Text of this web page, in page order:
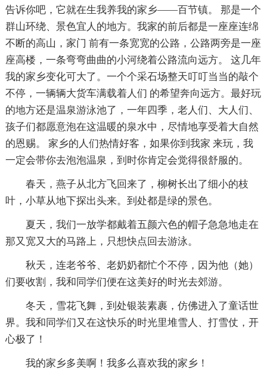
告诉你吧，它就在生我养我的家乡——百节镇。 那是一个
群山环绕、景色宜人的地方。我家的前后都是一座座连绵
不断的高山，家门 前有一条宽宽的公路，公路两旁是一座
座高楼，一条弯弯曲曲的小河绕着公路流向远方。 这几年
我的家乡变化可大了。一个个采石场整天叮叮当当的敲个
不停，一辆辆大货车满载着人们 的希望奔向远方。最好玩
的地方还是温泉游泳池了，一年四季，老人们、大人们、
孩子们都愿意泡在这温暖的泉水中，尽情地享受着大自然
的恩赐。 家乡的人们热情好客，如果你到我家 来玩，我
一定会带你去泡泡温泉，到时你肯定会觉得很舒服的。
春天，燕子从北方飞回来了，柳树长出了细小的枝
叶，小草从地下探出头来。到处都是绿的景色。
夏天，我们一放学都戴着五颜六色的帽子急急地走在
那又宽又大的马路上，只想快点回去游泳。
秋天，连老爷爷、老奶奶都忙个不停，因为他（她）
们要收割，我和同学们便在这美好的时光去郊游。
冬天，雪花飞舞，到处银装素裹，仿佛进入了童话世
界。我和同学们又在这快乐的时光里堆雪人、打雪仗，开
心极了！
我的家乡多美啊！我多么喜欢我的家乡！